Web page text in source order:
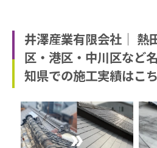
井澤産業有限会社│ 熱
区・港区・中川区など
知県での施工実績はこ